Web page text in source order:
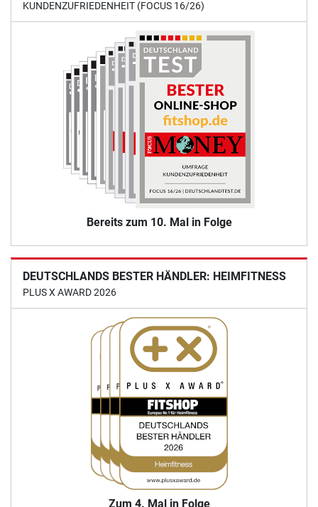
Bereits zum 8. Mal in Folge
DEUTSCHLAND TEST: BESTE ONLINE-SHOPS
KUNDENZUFRIEDENHEIT (FOCUS 16/26)
Bereits zum 10. Mal in Folge
DEUTSCHLANDS BESTER HÄNDLER: HEIMFITNESS